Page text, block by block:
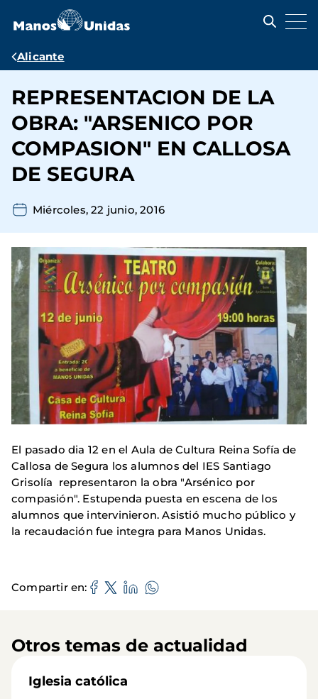
contenido
Ruta
navegación
Alicante
REPRESENTACION DE LA
OBRA: "ARSENICO POR
COMPASION" EN CALLOSA
DE SEGURA
Miércoles, 22 junio, 2016
El pasado dia 12 en el Aula de Cultura Reina Sofía de
Callosa de Segura los alumnos del IES Santiago
Grisolía representaron la obra "Arsénico por
compasión". Estupenda puesta en escena de los
alumnos que intervinieron. Asistió mucho público y
la recaudación fue integra para Manos Unidas.
Compartir en
Otros temas de actualidad
Iglesia católica